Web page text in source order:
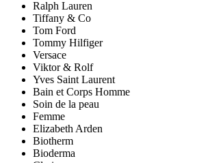
Ralph Lauren
Tiffany & Co
Tom Ford
Tommy Hilfiger
Versace
Viktor & Rolf
Yves Saint Laurent
Bain et Corps Homme
Soin de la peau
Femme
Elizabeth Arden
Biotherm
Bioderma